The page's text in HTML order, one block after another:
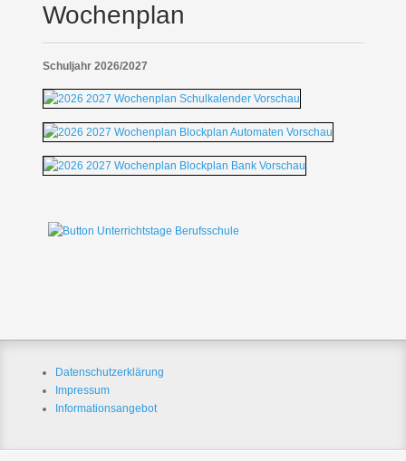
Wochenplan
Schuljahr 2026/2027
Datenschutzerklärung
Impressum
Informationsangebot